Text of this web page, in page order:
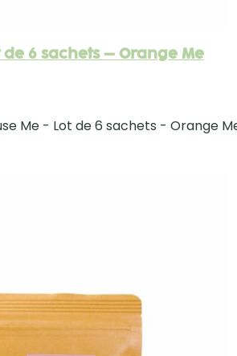
de 6 sachets – Orange Me
Me - Lot de 6 sachets - Orange